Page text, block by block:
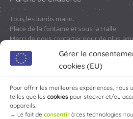
Gérer le
cookies (EU)
Pour offrir les meilleures expériences, nous
telles que les cookies pour stocker et/ou
appareils.
→ Le fait de consentir à ces technologies
Tous les lundis matin.
Place de la fontaine et sous la Halle.
Merci de nous contacter pour de plus